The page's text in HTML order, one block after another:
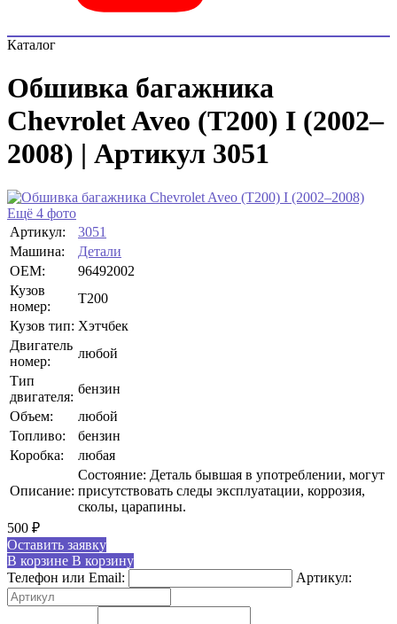
Каталог
Обшивка багажника
Chevrolet Aveo (T200) I (2002–
2008) | Артикул 3051
Ещё 4 фото
Артикул:
3051
Машина:
Детали
OEM:
96492002
Кузов
номер:
T200
Кузов тип: Хэтчбек
Двигатель
номер:
любой
Тип
двигателя:
бензин
Объем:
любой
Топливо:
бензин
Коробка:
любая
Описание:
Состояние: Деталь бывшая в употреблении, могут
присутствовать следы эксплуатации, коррозия,
сколы, царапины.
500 ₽
Оставить заявку
В корзине В корзину
Телефон или Email:
Артикул: